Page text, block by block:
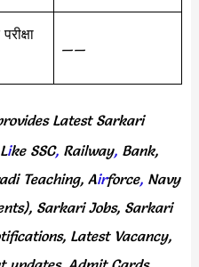
——
Latest Sarkari
Like SSC, Railway, Bank,
Teaching, Airforce, Navy
Sarkari Jobs, Sarkari
Latest Vacancy,